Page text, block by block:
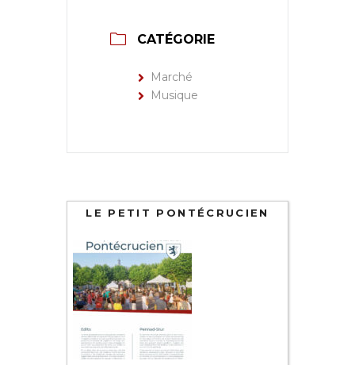
CATÉGORIE
Marché
Musique
LE PETIT PONTÉCRUCIEN